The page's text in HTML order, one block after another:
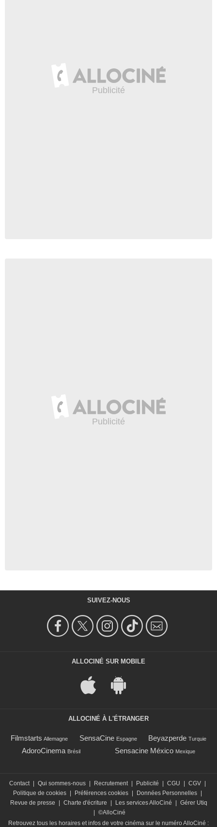
SUIVEZ-NOUS
ALLOCINÉ SUR MOBILE
ALLOCINÉ À L'ÉTRANGER
Filmstarts Allemagne SensaCine Espagne Beyazperde Turquie
AdoroCinema Brésil Sensacine México Mexique
Contact Qui sommes-nous Recrutement Publicité CGU CGV
Politique de cookies
Préférences cookies Données Personnelles
Revue de presse
Charte d'écriture Les services AlloCiné
Gérer Utiq
©AlloCiné
Retrouvez tous les horaires et infos de votre cinéma sur le numéro AlloCiné :